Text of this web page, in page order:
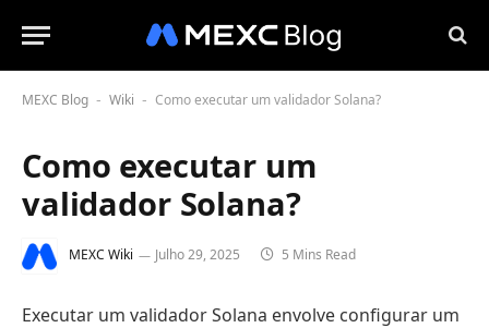
MEXC Blog - Wiki - Como executar um validador Solana?
Como executar um
validador Solana?
MEXC Wiki Julho 29, 2025 5 Mins Read
Executar um validador Solana envolve configurar um